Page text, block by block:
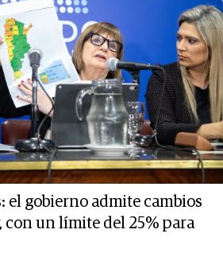
el gobierno admite cambios
con un límite del 25% para